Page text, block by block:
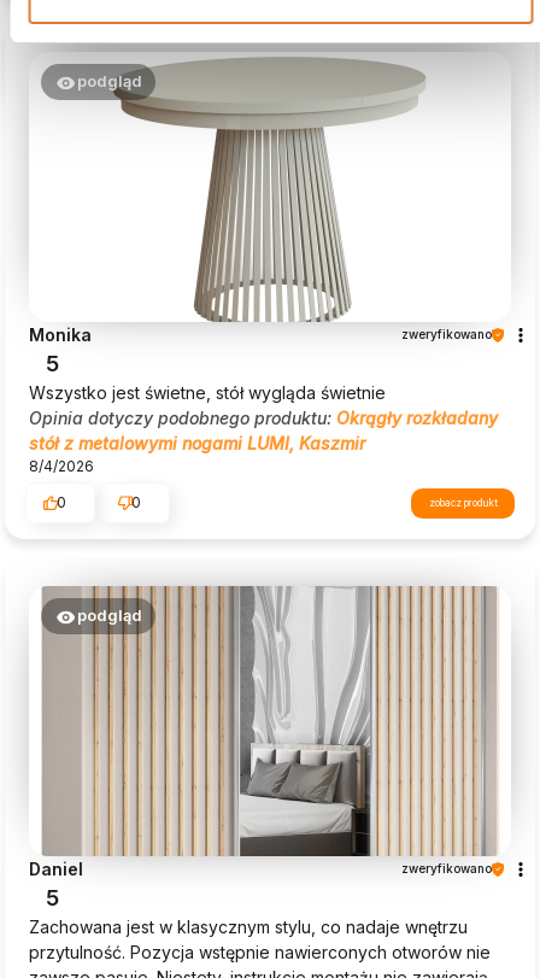
podgląd
Monika zweryfikowano
5
Wszystko jest świetne, stół wygląda świetnie
Opinia dotyczy podobnego produktu: Okrągły rozkładany
stół z metalowymi nogami LUMI, Kaszmir
8/4/2026
0
0 zobacz produkt
podgląd
Daniel zweryfikowano
5
Zachowana jest w klasycznym stylu, co nadaje wnętrzu
przytulność. Pozycja wstępnie nawierconych otworów nie